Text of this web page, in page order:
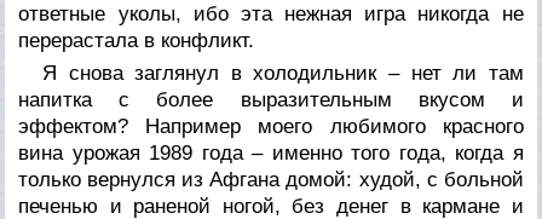
ответные уколы, ибо эта нежная игра никогда не
перерастала в конфликт.
Я снова заглянул в холодильник – нет ли там
напитка с более выразительным вкусом и
эффектом? Например моего любимого красного
вина урожая 1989 года – именно того года, когда я
только вернулся из Афгана домой: худой, с больной
печенью и раненой ногой, без денег в кармане и